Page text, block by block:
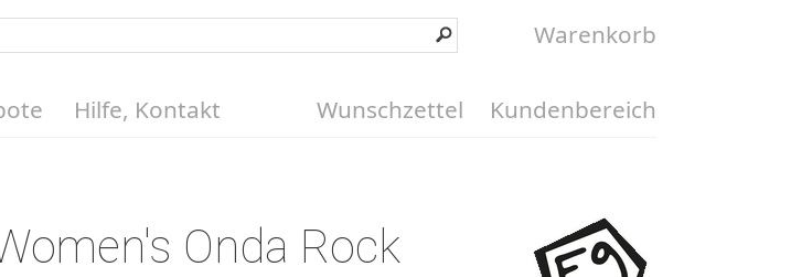
Warenkorb
Hilfe, Kontakt Kundenbereich
Wunschzettel
Onda Rock